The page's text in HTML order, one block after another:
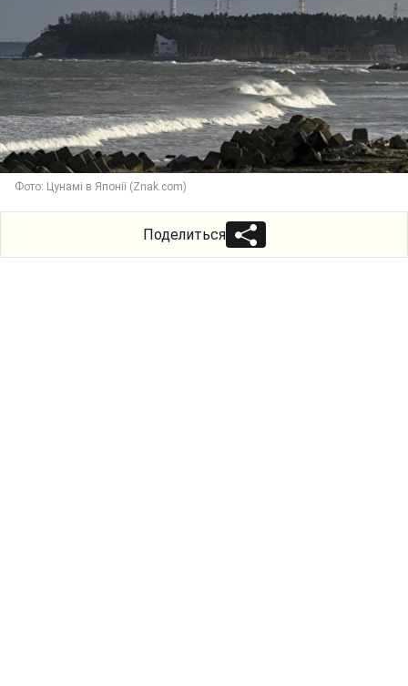
Фото: Цунамі в Японії (Znak.com)
Поделиться